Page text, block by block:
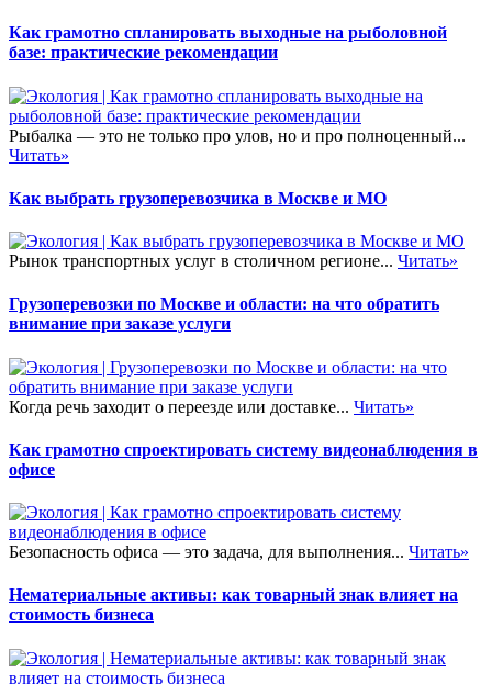
Как грамотно спланировать выходные на рыболовной
базе: практические рекомендации
Рыбалка — это не только про улов, но и про полноценный...
Читать»
Как выбрать грузоперевозчика в Москве и МО
Рынок транспортных услуг в столичном регионе... Читать»
Грузоперевозки по Москве и области: на что обратить
внимание при заказе услуги
Когда речь заходит о переезде или доставке... Читать»
Как грамотно спроектировать систему видеонаблюдения в
офисе
Безопасность офиса — это задача, для выполнения... Читать»
Нематериальные активы: как товарный знак влияет на
стоимость бизнеса